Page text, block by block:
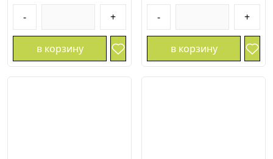
- +
в корзину
- +
в корзину